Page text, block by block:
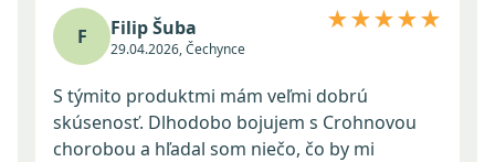
F Filip Šuba
29.04.2026, Čechynce
★★★★★
S týmito produktmi mám veľmi dobrú
skúsenosť. Dlhodobo bojujem s Crohnovou
chorobou a hľadal som niečo, čo by mi